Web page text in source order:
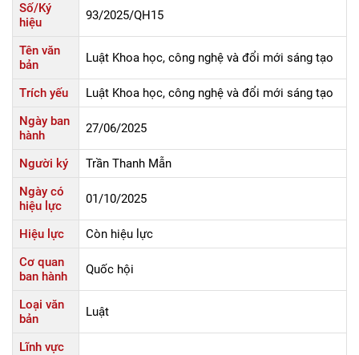
Số/Ký
hiệu
93/2025/QH15
Tên văn
bản
Luật Khoa học, công nghệ và đổi mới sáng tạo
Trích yếu
Luật Khoa học, công nghệ và đổi mới sáng tạo
Ngày ban
hành
27/06/2025
Người ký
Trần Thanh Mẫn
Ngày có
hiệu lực
01/10/2025
Hiệu lực
Còn hiệu lực
Cơ quan
ban hành
Quốc hội
Loại văn
bản
Luật
Lĩnh vực